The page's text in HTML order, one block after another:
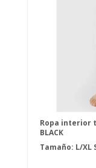
Ropa interior
BLACK
Tamaño: L/XL